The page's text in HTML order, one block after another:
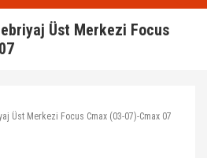
Üst Merkezi Focus